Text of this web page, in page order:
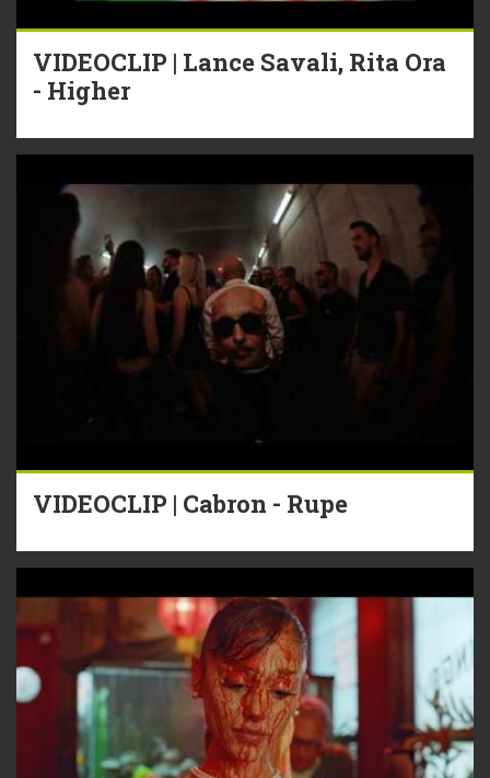
VIDEOCLIP | Lance Savali, Rita Ora
- Higher
VIDEOCLIP | Cabron - Rupe